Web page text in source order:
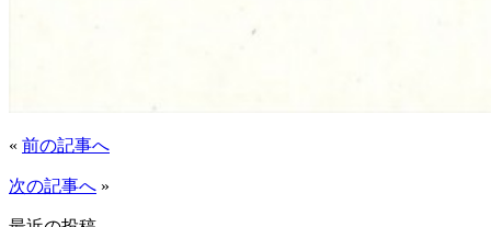
« 前の記事へ
次の記事へ »